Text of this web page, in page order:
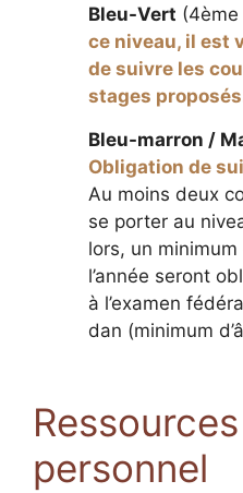
Bleu-Vert (4ème
ce niveau, il est
de suivre les
stages
Bleu-marron /
Obligation de
Au moins deux
se porter au
lors, un
l’année seront
à l’examen
dan (minimum
personnel